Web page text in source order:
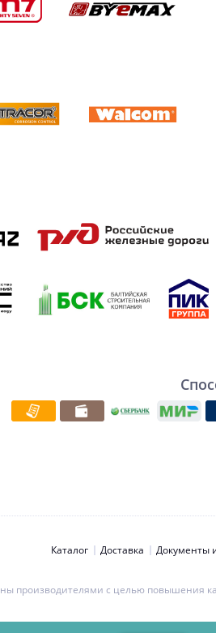
Каталог Доставка Документы
производителями с целью повышения